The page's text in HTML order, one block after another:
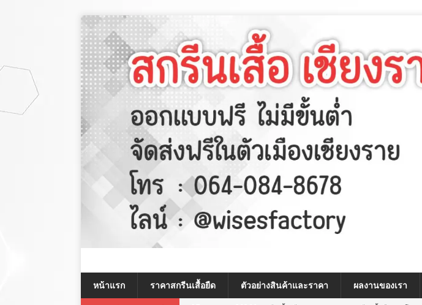
หน้าแรก ราคาสกรีนเสื้อยืด ตัวอย่างสินค้าและราคา ผลงานของเรา